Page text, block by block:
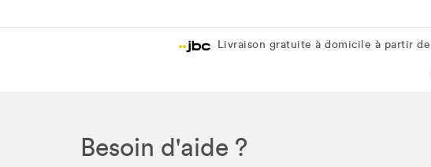
Livraison gratuite à domicile à partir
Besoin d'aide ?